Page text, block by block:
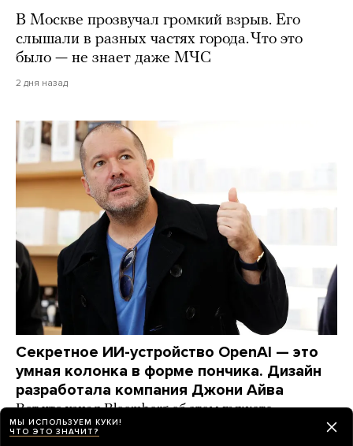
В Москве прозвучал громкий взрыв. Его
слышали в разных частях города. Что это
было — не знает даже МЧС
2 дня назад
Секретное ИИ-устройство OpenAI — это
умная колонка в форме пончика. Дизайн
разработала компания Джони Айва
Вот что узнал Bloomberg об этом гаджете
НОВОСТИ 2 дня назад
МЫ ИСПОЛЬЗУЕМ КУКИ!
ЧТО ЭТО ЗНАЧИТ?